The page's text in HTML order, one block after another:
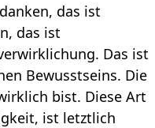
das ist
das ist
Das ist
Bewusstseins. Die
bist. Diese Art
ist letztlich